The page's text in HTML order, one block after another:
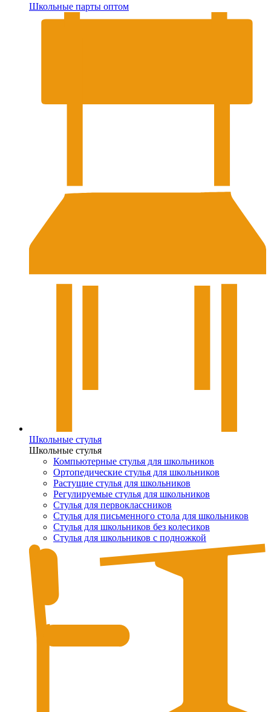
Школьные парты оптом
Школьные стулья
Школьные стулья
Компьютерные стулья для школьников
Ортопедические стулья для школьников
Растущие стулья для школьников
Регулируемые стулья для школьников
Стулья для первоклассников
Стулья для письменного стола для школьников
Стулья для школьников без колесиков
Стулья для школьников с подножкой